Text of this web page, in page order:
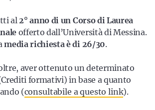
al2° anno di un Corso di Laurea
offerto dall’Università di Messina.
media richiesta è di 26/30.
aver ottenuto un determinato
formativi) in base a quanto
(consultabile a questo link).